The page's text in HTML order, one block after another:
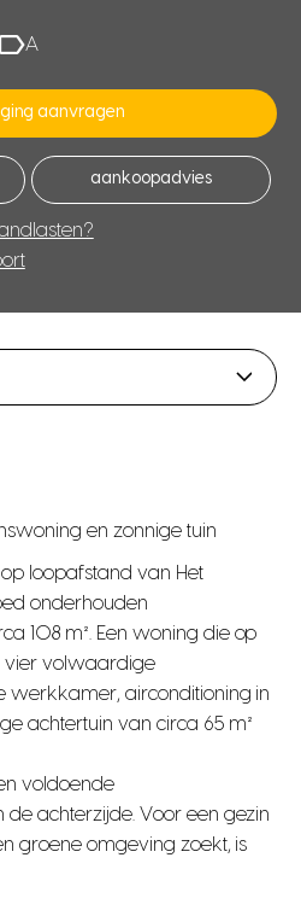
A
aanvragen
aankoopadvies
en zonnige tuin
loopafstand van Het
onderhouden
108 m². Een woning die op
vier volwaardige
werkkamer, airconditioning in
achtertuin van circa 65 m²
voldoende
achterzijde. Voor een gezin
groene omgeving zoekt, is